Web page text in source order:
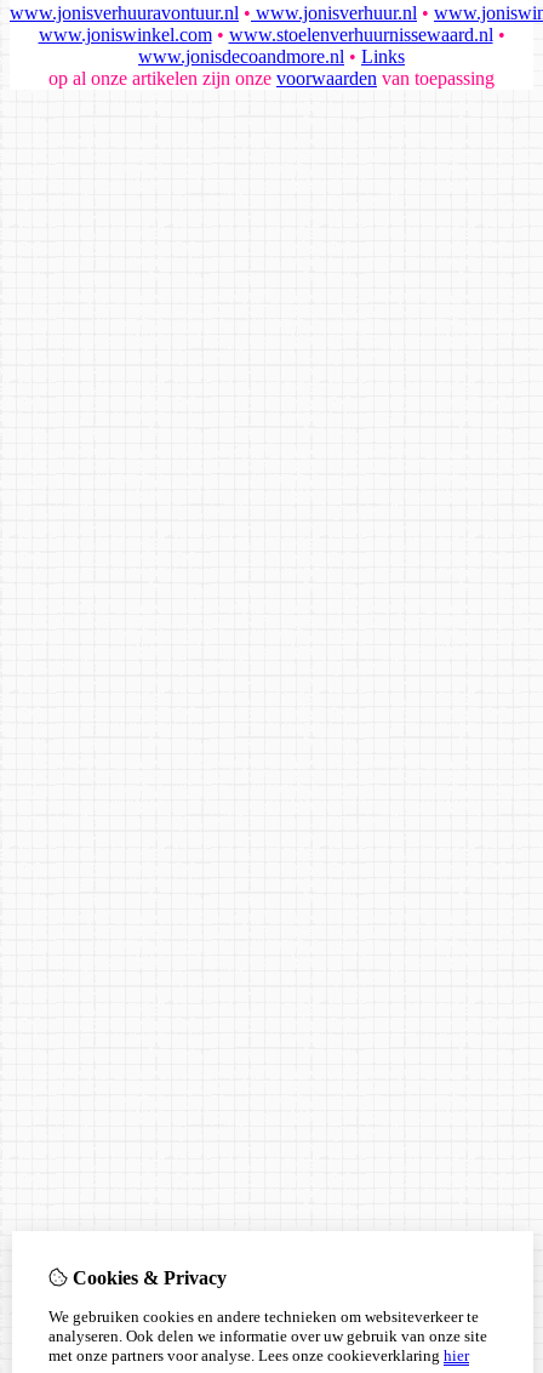
www.jonisverhuuravontuur.nl • www.jonisverhuur.nl •
www.joniswinkel.com• www.stoelenverhuurnissewaard.nl •
www.jonisdecoandmore.nl • Links
op al onze artikelen zijn onze voorwaarden van toepassing
Cookies & Privacy
We gebruiken cookies en andere technieken om websiteverkeer te
analyseren. Ook delen we informatie over uw gebruik van onze site
met onze partners voor analyse. Lees onze cookieverklaring hier